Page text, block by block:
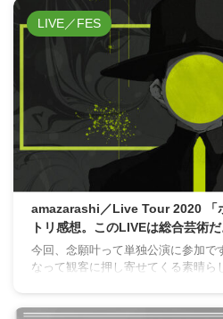
LIVE／FES
amazarashi／Live Tour 2020 「
トリ感想。このLIVEは総合芸術だ
今回、念願叶って単独公演に参加で
なって観客に押し寄せてくる素晴ら